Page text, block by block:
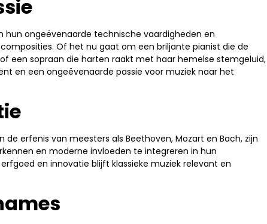
hun ongeëvenaarde technische vaardigheden en
Of het nu gaat om een briljante pianist die de
een sopraan die harten raakt met haar hemelse stemgeluid,
en een ongeëvenaarde passie voor muziek naar het
de erfenis van meesters als Beethoven, Mozart en Bach, zijn
en moderne invloeden te integreren in hun
en innovatie blijft klassieke muziek relevant en